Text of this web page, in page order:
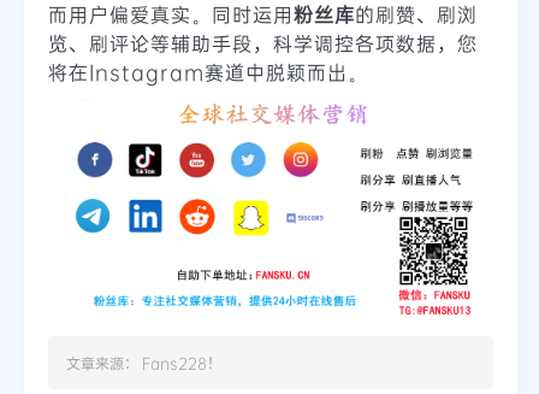
而用户偏爱真实。同时运用粉丝库的刷赞、刷浏
览、刷评论等辅助手段，科学调控各项数据，您
将在Instagram赛道中脱颖而出。
文章来源： Fans228！